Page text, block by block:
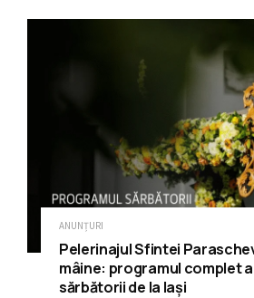
ANUNȚURI
Pelerinajul Sfintei
mâine: programul complet
sărbătorii de la Iași